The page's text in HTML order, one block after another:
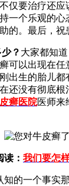
仅要治疗还
一个乐观的
的。最后，祝
？ 大家都知
可以出现在
出生的胎儿
还没有彻底
癣医院医师来
： 我们要怎
知的一个事实